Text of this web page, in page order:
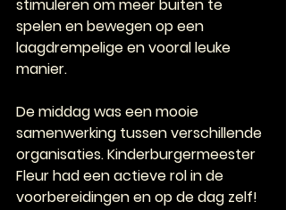
stimuleren om meer buiten te
spelen en bewegen op een
laagdrempelige en vooral leuke
manier.
De middag was een mooie
samenwerking tussen verschillende
organisaties. Kinderburgermeester
Fleur had een actieve rol in de
voorbereidingen en op de dag zelf!